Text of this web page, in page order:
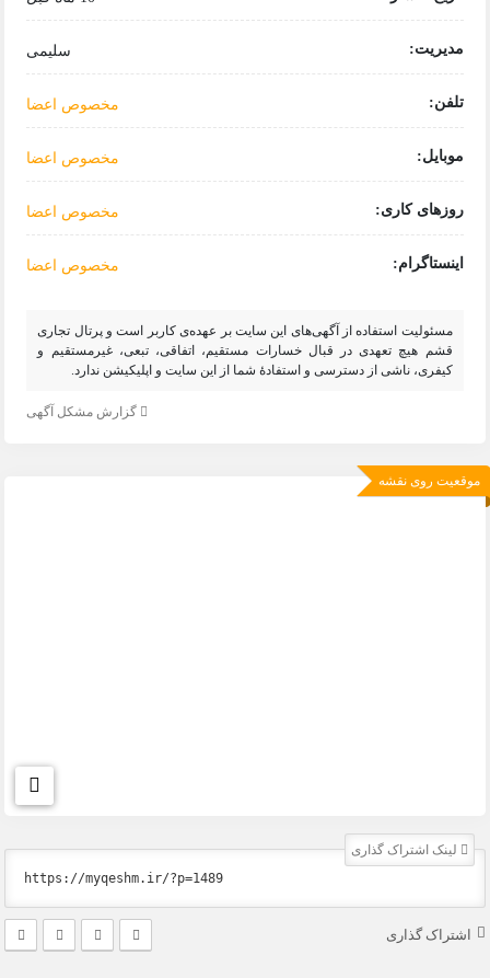
مدیریت: سلیمی
تلفن: مخصوص اعضا
موبایل: مخصوص اعضا
روزهای کاری: مخصوص اعضا
اینستاگرام: مخصوص اعضا
مسئولیت استفاده از آگهی‌های این سایت بر عهده­‌ی کاربر است و پرتال تجاری
قشم هیچ تعهدى در قبال خسارات مستقیم، اتفاقى، تبعى، غیرمستقیم و
کیفرى، ناشى از دسترسى و استفادهٔ شما از این سایت و اپلیکیشن ندارد.
گزارش مشکل آگهی
موقعیت روی نقشه
لینک اشتراک گذاری
اشتراک گذاری